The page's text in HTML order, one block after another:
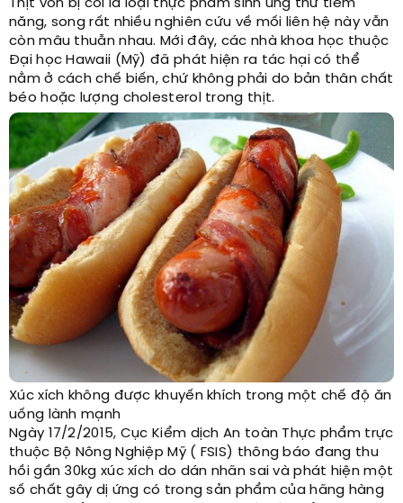
Thịt vốn bị coi là loại thực phẩm sinh ung thư tiềm
năng, song rất nhiều nghiên cứu về mối liên hệ này vẫn
còn mâu thuẫn nhau. Mới đây, các nhà khoa học thuộc
Đại học Hawaii (Mỹ) đã phát hiện ra tác hại có thể
nằm ở cách chế biến, chứ không phải do bản thân chất
béo hoặc lượng cholesterol trong thịt.
Xúc xích không được khuyến khích trong một chế độ ăn
uống lành mạnh
Ngày 17/2/2015, Cục Kiểm dịch An toàn Thực phẩm trực
thuộc Bộ Nông Nghiệp Mỹ ( FSIS) thông báo đang thu
hồi gần 30kg xúc xích do dán nhãn sai và phát hiện một
số chất gây dị ứng có trong sản phẩm của hãng hàng